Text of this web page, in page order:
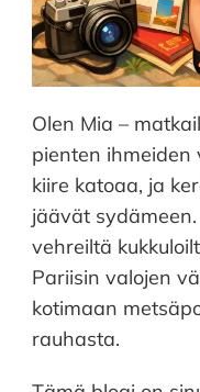
Olen Mia –
pienten ihmeiden
kiire katoaa, ja
jäävät
vehreiltä
Pariisin valojen
kotimaan
rauhasta.